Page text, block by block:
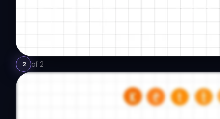
2 of 2